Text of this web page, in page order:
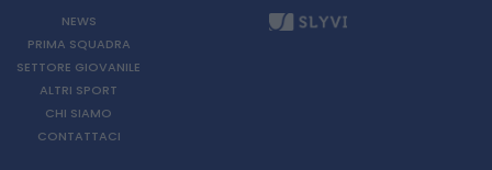
NEWS
PRIMA SQUADRA
SETTORE GIOVANILE
ALTRI SPORT
CHI SIAMO
CONTATTACI